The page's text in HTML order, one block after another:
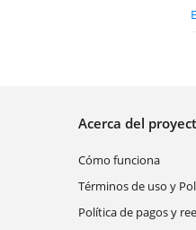
Acerca del
Cómo funciona
Términos de uso y
Política de pagos y